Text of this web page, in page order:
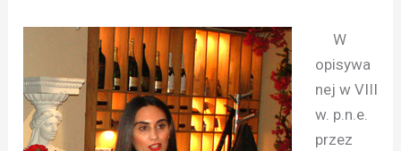
W
opisywa
nej w VIII
w. p.n.e.
przez